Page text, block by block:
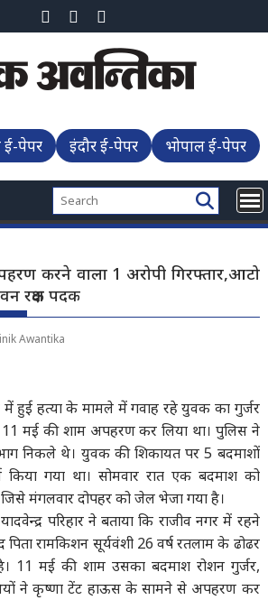
पेपर इंदौर ई-पेपर भोपाल ई-पेपर
करने वाला 1 अरोपी गिरफ्तार,आटो
रक्षक पदक
Awantika
हुई हत्या के मामले में गवाह रहे युवक का गुर्जर
मई की शाम अपहरण कर लिया था। पुलिस ने
निकले थे। युवक की शिकायत पर 5 बदमाशों
गया था। सोमवार रात एक बदमाश को
जिसे मंगलवार दोपहर को जेल भेजा गया है।
परिहार ने बताया कि राजीव नगर में रहने
रामकिशन सूर्यवंशी 26 वर्ष रतलाम के ढोढर
11 मई की शाम उसका बदमाश रोशन गुर्जर,
ने कृष्णा टेंट हाऊस के सामने से अपहरण कर